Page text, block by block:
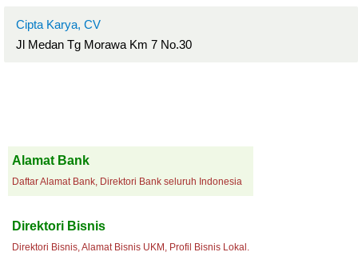
Cipta Karya, CV
Jl Medan Tg Morawa Km 7 No.30
Alamat Bank
Daftar Alamat Bank, Direktori Bank seluruh Indonesia
Direktori Bisnis
Direktori Bisnis, Alamat Bisnis UKM, Profil Bisnis Lokal.